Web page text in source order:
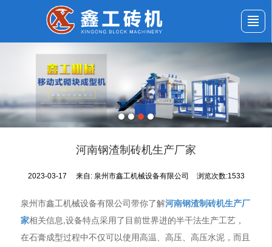
公司介绍 产品展示 应用案例 服务与支持 留言反馈
河南钢渣制砖机生产厂家
2023-03-17 来自: 泉州市鑫工机械设备有限公司 浏览次数:1533
泉州市鑫工机械设备有限公司带你了解河南钢渣制砖机生产厂
家相关信息,设备特点采用了目前世界进的半干法生产工艺，
在石膏成型过程中不仅可以使用高温、高压、高压水泥，而且